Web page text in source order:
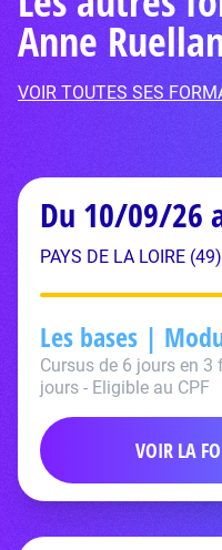
Anne
VOIR TOUTES SES
Du 10/09/26
PAYS DE LA LOIRE (49)
Les bases |
Cursus de 6 jours en
jours - Eligible au CPF
VOIR LA